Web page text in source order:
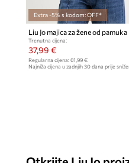
Extra -5% s kodom: OFF*
Liu Jo majica za žene od pamuka
Trenutna cijena:
37,99 €
Regularna cijena: 61,99 €
Najniža cijena u zadnjih 30 dana prije